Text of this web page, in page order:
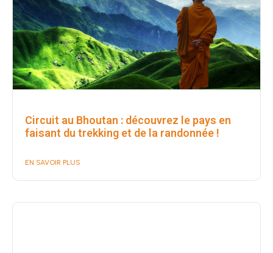
Circuit au Bhoutan : découvrez le pays en
faisant du trekking et de la randonnée !
EN SAVOIR PLUS